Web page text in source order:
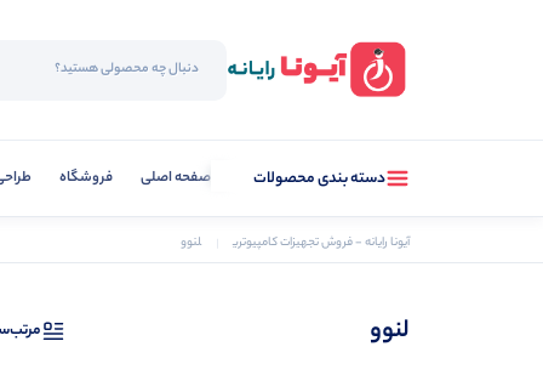
دسته بندی محصولات صفحه اصلی فروشگاه
آیونا رایانه - فروش تجهیزات کامپیوتری لنوو
لنوو